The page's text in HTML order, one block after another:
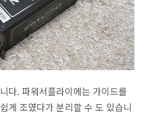
다. 파워서플라이에는 가이드를
게 조였다가 분리할 수 도 있습니